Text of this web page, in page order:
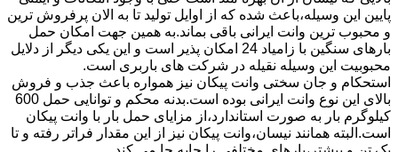
پایین این وسیله،باعث شده که از اوایل تولید تا به الان پرفروش ترین
و محبوب ترین وانت ایرانی باقی بماند.به همین جهت امکان حمل
بارهای سنگین با زامیاد 24 امکان پذیر است و این یکی دیگر از دلایل
محبوبیت این وسیله نقیله در شرکت های باربری است.
استحکام و جان سختی وانت پیکان نیز همواره باعث جذب و فروش
بالای این نوع وانت ایرانی بوده است.بدنه محکم و توانایی حمل 600
کیلوگرم بار به صورت استاندارد،از مزایای حمل بار با وانت پیکان
است.البته همانند نیسان،وانت پیکان نیز از این مقدار فراتر رفته و تا